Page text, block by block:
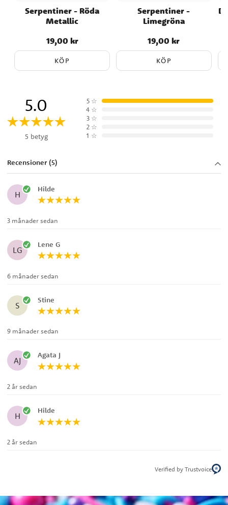
Serpentiner - Röda
Metallic
Pris:19,00 kr
19,00 kr
KÖP
Serpentiner -
Limegröna
Pris:19,00 kr
19,00 kr
KÖP
5.0
5 betyg
5 ☆
4 ☆
3 ☆
2 ☆
1 ☆
Recensioner (5)
H
Hilde
3 månader sedan
LG
Lene G
6 månader sedan
S
Stine
9 månader sedan
AJ
Agata J
2 år sedan
H
Hilde
2 år sedan
Verified by Trustvoice